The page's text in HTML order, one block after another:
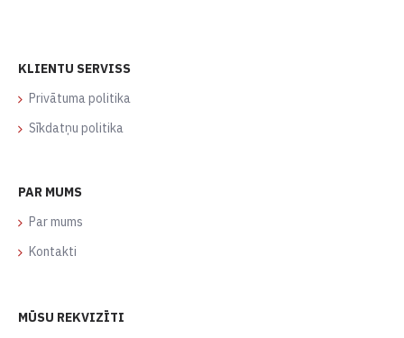
KLIENTU SERVISS
Privātuma politika
Sīkdatņu politika
PAR MUMS
Par mums
Kontakti
MŪSU REKVIZĪTI